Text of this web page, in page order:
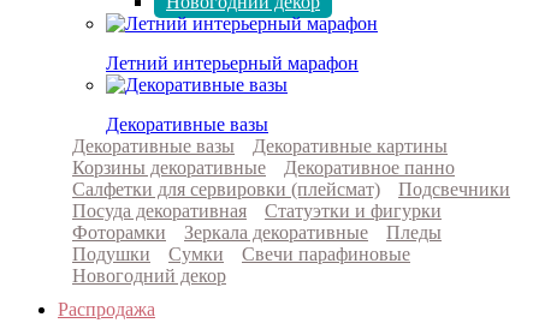
Летний интерьерный марафон
Декоративные вазы
Декоративные вазы
Декоративные картины
Корзины декоративные
Декоративное панно
Салфетки для сервировки (плейсмат)
Подсвечники
Посуда декоративная
Статуэтки и фигурки
Фоторамки
Зеркала декоративные
Пледы
Подушки
Сумки
Свечи парафиновые
Новогодний декор
Распродажа